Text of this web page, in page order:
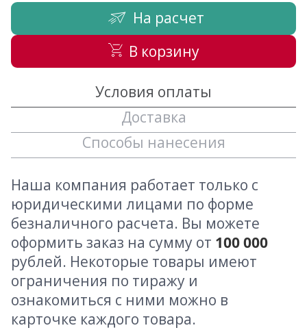
На расчет
В корзину
Условия оплаты
Доставка
Способы нанесения
Наша компания работает только с
юридическими лицами по форме
безналичного расчета. Вы можете
оформить заказ на сумму от 100 000
рублей. Некоторые товары имеют
ограничения по тиражу и
ознакомиться с ними можно в
карточке каждого товара.